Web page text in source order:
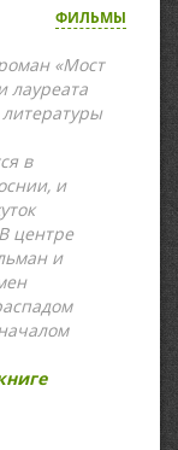
ФИЛЬМЫ
«Мост
лауреата
в
и
центре
и